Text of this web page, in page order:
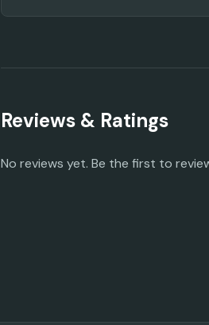
Reviews & Ratings
No reviews yet. Be the first to